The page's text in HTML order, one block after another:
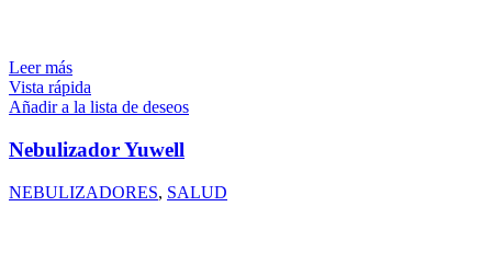
Leer más
Vista rápida
Añadir a la lista de deseos
Nebulizador Yuwell
NEBULIZADORES, SALUD